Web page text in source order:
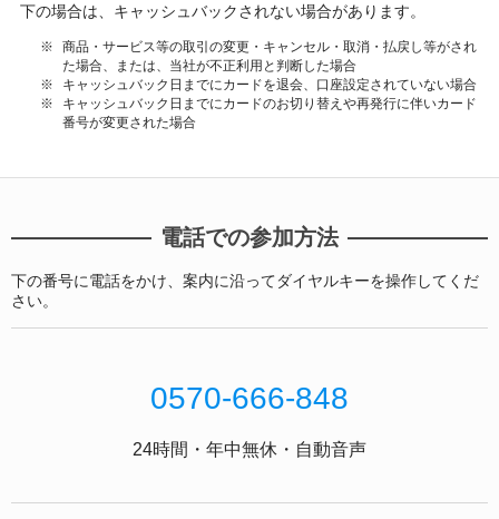
下の場合は、キャッシュバックされない場合があります。
商品・サービス等の取引の変更・キャンセル・取消・払戻し等がされ
た場合、または、当社が不正利用と判断した場合
キャッシュバック日までにカードを退会、口座設定されていない場合
キャッシュバック日までにカードのお切り替えや再発行に伴いカード
番号が変更された場合
電話での参加方法
下の番号に電話をかけ、案内に沿ってダイヤルキーを操作してくだ
さい。
0570-666-848
24時間・年中無休・自動音声